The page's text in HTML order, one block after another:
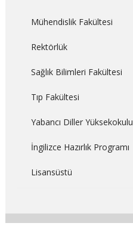
Mühendislik Fakültesi
Rektörlük
Sağlık Bilimleri Fakültesi
Tıp Fakültesi
Yabancı Diller Yüksekokulu
İngilizce Hazırlık Programı
Lisansüstü